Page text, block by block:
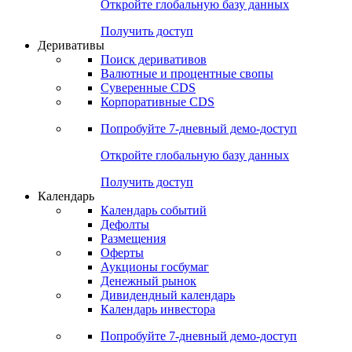
Откройте глобальную базу данных
Получить доступ
Деривативы
Поиск деривативов
Валютные и процентные свопы
Суверенные CDS
Корпоративные CDS
Попробуйте 7-дневный демо-доступ
Откройте глобальную базу данных
Получить доступ
Календарь
Календарь событий
Дефолты
Размещения
Оферты
Аукционы госбумаг
Денежный рынок
Дивидендный календарь
Календарь инвестора
Попробуйте 7-дневный демо-доступ